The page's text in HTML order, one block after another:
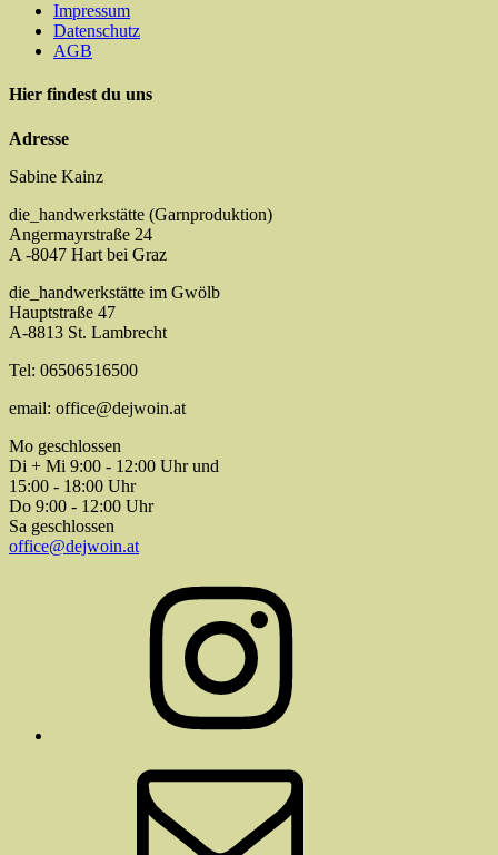
Impressum
Datenschutz
AGB
Hier findest du uns
Adresse
Sabine Kainz
die_handwerkstätte (Garnproduktion)
Angermayrstraße 24
A -8047 Hart bei Graz
die_handwerkstätte im Gwölb
Hauptstraße 47
A-8813 St. Lambrecht
Tel: 06506516500
email: office@dejwoin.at
Mo geschlossen
Di + Mi 9:00 - 12:00 Uhr und
15:00 - 18:00 Uhr
Do 9:00 - 12:00 Uhr
Sa geschlossen
office@dejwoin.at